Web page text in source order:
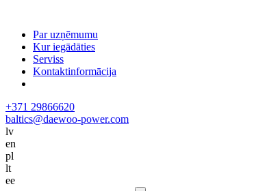
Par uzņēmumu
Kur iegādāties
Serviss
Kontaktinformācija
+371 29866620
baltics@daewoo-power.com
lv
en
pl
lt
ee